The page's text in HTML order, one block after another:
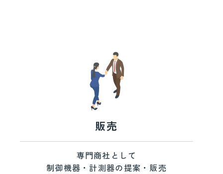
販売
専門商社として
制御機器・計測器の提案・販売